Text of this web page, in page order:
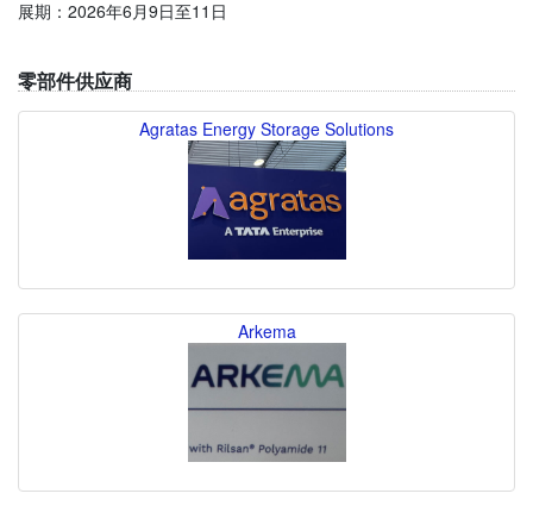
展期：2026年6月9日至11日
零部件供应商
Agratas Energy Storage Solutions
Arkema